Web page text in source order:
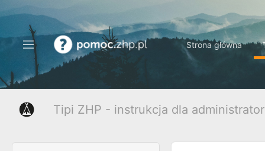
to
content
assistive.skiplink.to.breadcrumbs
assistive.skiplink.to.header.menu
assistive.skiplink.to.action.menu
assistive.skiplink.to.quick.search
Strona główna
Tipi ZHP - instrukcja dla